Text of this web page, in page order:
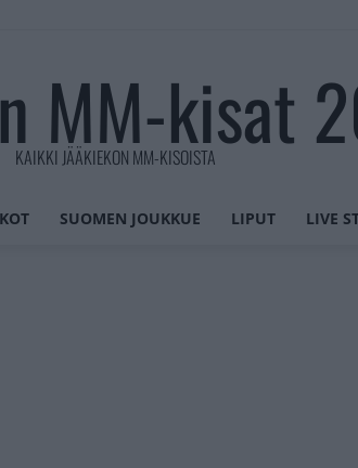
MM-kisat
KAIKKI JÄÄKIEKON MM-KISOISTA
SUOMEN JOUKKUE LIPUT LIVE